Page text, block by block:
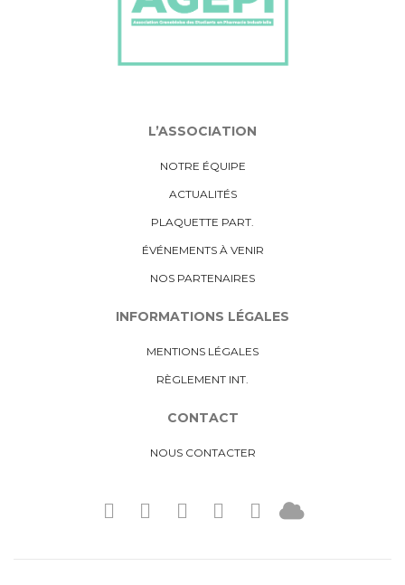
L’ASSOCIATION
NOTRE ÉQUIPE
ACTUALITÉS
PLAQUETTE PART.
ÉVÉNEMENTS À VENIR
NOS PARTENAIRES
INFORMATIONS LÉGALES
MENTIONS LÉGALES
RÈGLEMENT INT.
CONTACT
NOUS CONTACTER